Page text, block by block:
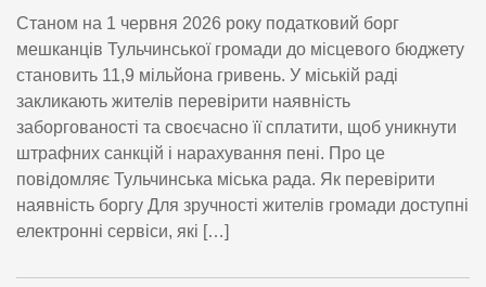
Станом на 1 червня 2026 року податковий борг
мешканців Тульчинської громади до місцевого бюджету
становить 11,9 мільйона гривень. У міській раді
закликають жителів перевірити наявність
заборгованості та своєчасно її сплатити, щоб уникнути
штрафних санкцій і нарахування пені. Про це
повідомляє Тульчинська міська рада. Як перевірити
наявність боргу Для зручності жителів громади доступні
електронні сервіси, які […]